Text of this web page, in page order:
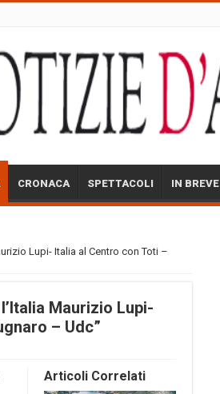
CRONACA SPETTACOLI IN BREVE
Lupi- Italia al Centro con Toti –
Maurizio Lupi-
– Udc”
Articoli Correlati